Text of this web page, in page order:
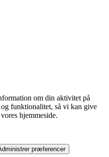
om din aktivitet på
funktionalitet, så vi kan give
hjemmeside.
præferencer